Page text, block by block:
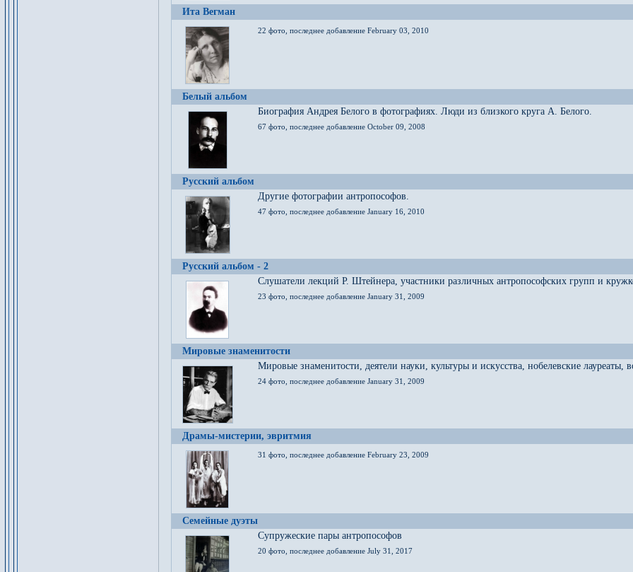
Ита Вегман
22 фото, последнее добавление February 03, 2010
Белый альбом
Биография Андрея Белого в фотографиях. Люди из близкого круга А. Белого.
67 фото, последнее добавление October 09, 2008
Русский альбом
Другие фотографии антропософов.
47 фото, последнее добавление January 16, 2010
Русский альбом - 2
Cлушатели лекций Р. Штейнера, участники различных антропософских групп и
23 фото, последнее добавление January 31, 2009
Мировые знаменитости
Мировые знаменитости, деятели науки, культуры и искусства, нобелевские
24 фото, последнее добавление January 31, 2009
Драмы-мистерии, эвритмия
31 фото, последнее добавление February 23, 2009
Семейные дуэты
Супружеские пары антропософов
20 фото, последнее добавление July 31, 2017